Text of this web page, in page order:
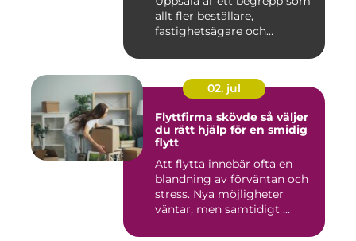
allt fler beställare,
fastighetsägare och
02. jul
Flyttfirma skövde så väljer
du rätt hjälp för en smidig
flytt
Att flytta innebär ofta en
blandning av förväntan och
stress. Nya möjligheter
väntar, men samtidigt ...